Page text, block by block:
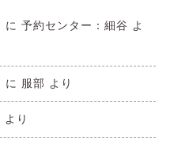
に 予約センター：細谷 よ
に 服部 より
より